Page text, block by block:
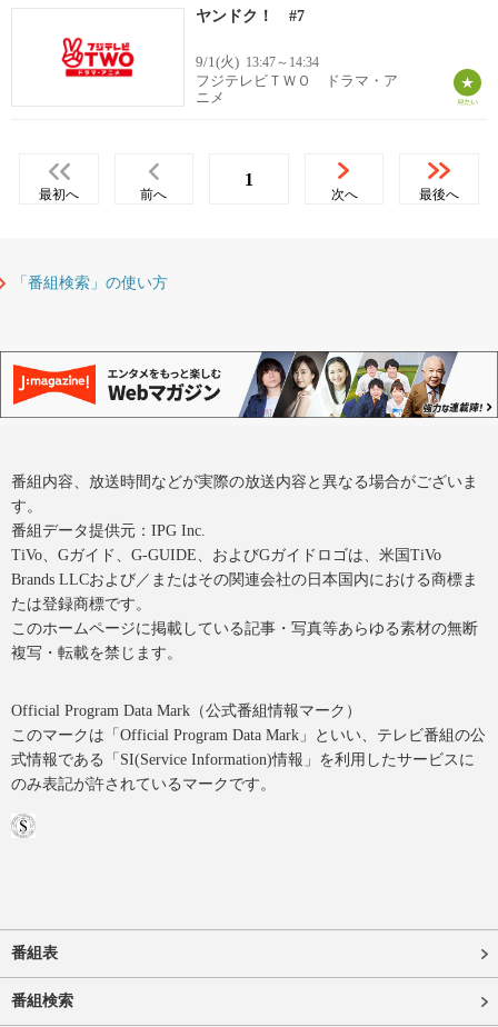
ヤンドク！ #7
9/1(火) 13:47～14:34
フジテレビＴＷＯ ドラマ・ア
ニメ
最初へ 前へ
1
次へ 最後へ
「番組検索」の使い方
番組内容、放送時間などが実際の放送内容と異なる場合がございま
す。
番組データ提供元：IPG Inc.
TiVo、Gガイド、G-GUIDE、およびGガイドロゴは、米国TiVo
Brands LLCおよび／またはその関連会社の日本国内における商標ま
たは登録商標です。
このホームページに掲載している記事・写真等あらゆる素材の無断
複写・転載を禁じます。
Official Program Data Mark（公式番組情報マーク）
このマークは「Official Program Data Mark」といい、テレビ番組の公
式情報である「SI(Service Information)情報」を利用したサービスに
のみ表記が許されているマークです。
番組表
番組検索